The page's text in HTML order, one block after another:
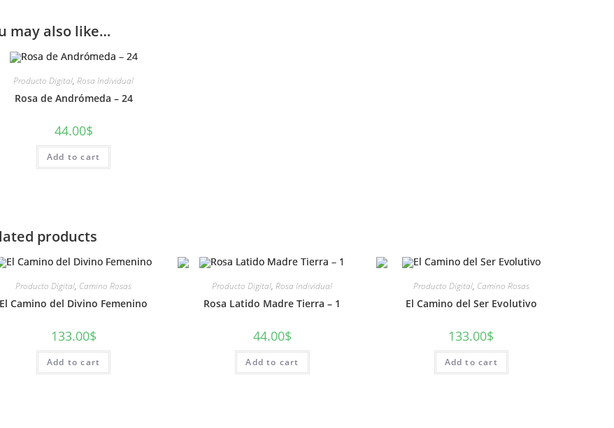
may also like…
Producto Digital,Rosa Individual
Rosa de Andrómeda – 24
44.00$
Add to cart
products
Producto Digital, Camino Rosas
El Camino del Divino Femenino
133.00$
Add to cart
Producto Digital,Rosa Individual
Rosa Latido Madre Tierra – 1
44.00$
Add to cart
Producto Digital, Camino Rosas
El Camino del Ser Evolutivo
133.00$
Add to cart